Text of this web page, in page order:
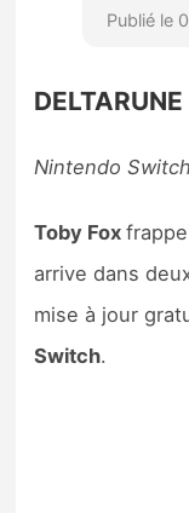
Nintendo
Toby Fox
arrive dans
mise à jour
Switch.